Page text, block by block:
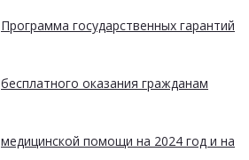
Программа государственных гарантий
бесплатного оказания гражданам
медицинской помощи на 2024 год и на